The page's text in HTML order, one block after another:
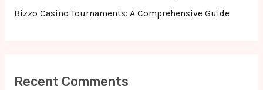
Bizzo Casino Tournaments: A Comprehensive Guide
Recent Comments